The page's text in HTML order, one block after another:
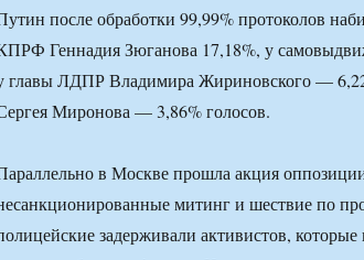
после обработки 99,99% протоколов
Геннадия Зюганова 17,18%, у
главы ЛДПР Владимира Жириновского —
Миронова — 3,86% голосов.
в Москве прошла акция
митинг и шествие по
задерживали активистов,